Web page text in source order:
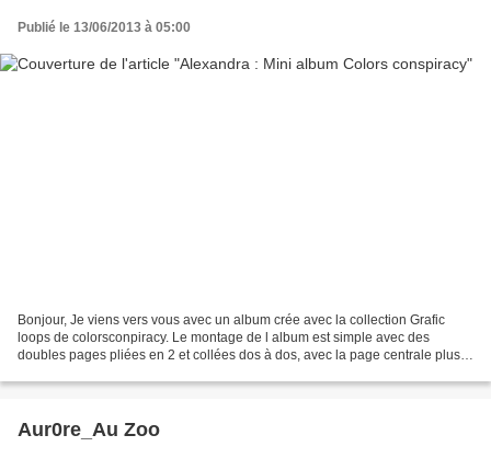
Publié le 13/06/2013 à 05:00
Bonjour, Je viens vers vous avec un album crée avec la collection Grafic
loops de colorsconpiracy. Le montage de l album est simple avec des
doubles pages pliées en 2 et collées dos à dos, avec la page centrale plus
Aur0re_Au Zoo